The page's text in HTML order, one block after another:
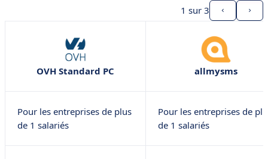
1 sur 3
OVH Standard PC allmysms
Pour les entreprises de plus
de 1 salariés
Pour les entreprises de
de 1 salariés